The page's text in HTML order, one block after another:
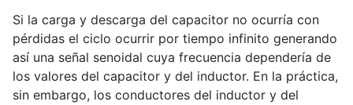
Si la carga y descarga del capacitor no ocurría con
pérdidas el ciclo ocurrir por tiempo infinito generando
así una señal senoidal cuya frecuencia dependería de
los valores del capacitor y del inductor. En la práctica,
sin embargo, los conductores del inductor y del